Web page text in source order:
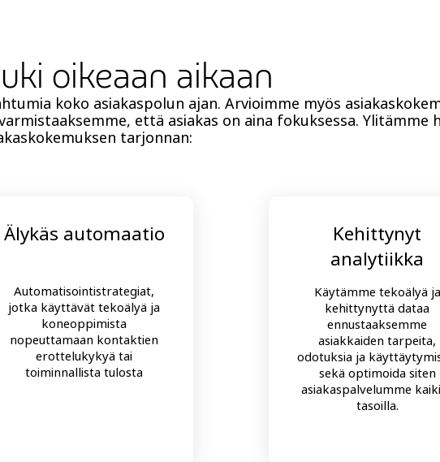
oikeaan aikaan
koko asiakaspolun ajan. Arvioimme myös
että asiakas on aina fokuksessa. Ylitämme
tarjonnan:
Älykäs automaatio
Automatisointistrategiat,
jotka käyttävät tekoälyä ja
koneoppimista
nopeuttamaan kontaktien
erottelukykyä tai
toiminnallista tulosta
Kehittynyt
analytiikka
Käytämme tekoälyä ja
kehittynyttä dataa
ennustaaksemme
asiakkaiden tarpeita,
odotuksia ja
sekä optimoida siten
asiakaspalvelumme
tasoilla.